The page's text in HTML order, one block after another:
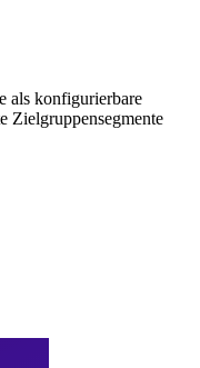
als konfigurierbare
Zielgruppensegmente